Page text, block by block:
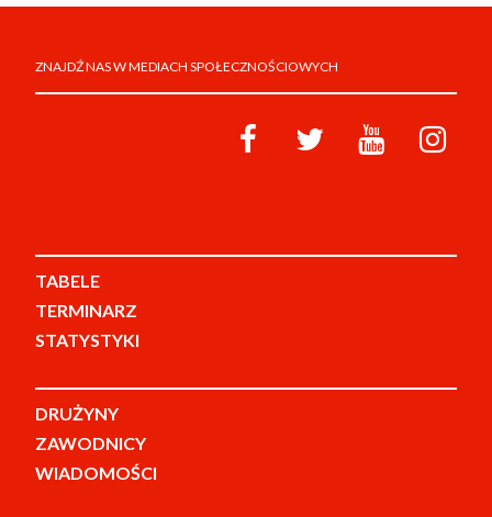
ZNAJDŹ NAS W MEDIACH SPOŁECZNOŚCIOWYCH
TABELE
TERMINARZ
STATYSTYKI
DRUŻYNY
ZAWODNICY
WIADOMOŚCI